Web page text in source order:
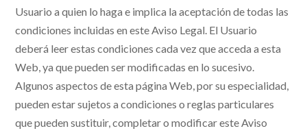
Usuario a quien lo haga e implica la aceptación de todas las
condiciones incluidas en este Aviso Legal. El Usuario
deberá leer estas condiciones cada vez que acceda a esta
Web, ya que pueden ser modificadas en lo sucesivo.
Algunos aspectos de esta página Web, por su especialidad,
pueden estar sujetos a condiciones o reglas particulares
que pueden sustituir, completar o modificar este Aviso